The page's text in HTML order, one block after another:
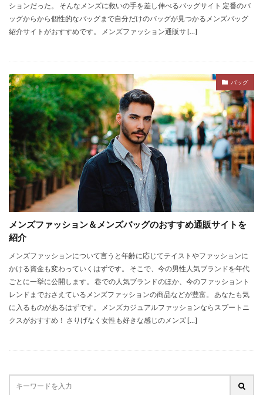
ションだった。 そんなメンズに救いの手を差し伸べるバッグサイト 定番のバ
ッグからから個性的なバッグまで自分だけのバッグが見つかるメンズバッグ
紹介サイトがおすすめです。 メンズファッション通販サ […]
バッグ
メンズファッション＆メンズバッグのおすすめ通販サイトを
紹介
メンズファッションについて言うと年齢に応じてテイストやファッションに
かける資金も変わっていくはずです。 そこで、今の男性人気ブランドを年代
ごとに一挙に公開します。 巷での人気ブランドのほか、今のファッショント
レンドまでおさえているメンズファッションの商品などが豊富。 あなたも気
に入るものがあるはずです。 メンズカジュアルファッションならスプートニ
クスがおすすめ！ さりげなく女性も好きな感じのメンズ […]